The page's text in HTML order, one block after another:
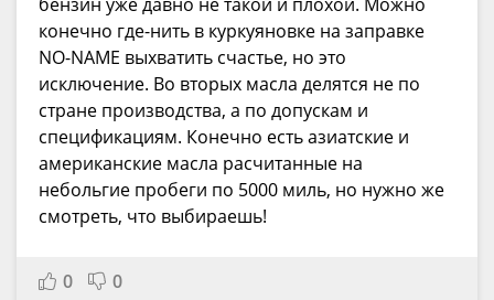
бензин уже давно не такой и плохой. Можно
конечно где-нить в куркуяновке на заправке
NO-NAME выхватить счастье, но это
исключение. Во вторых масла делятся не по
стране производства, а по допускам и
спецификациям. Конечно есть азиатские и
американские масла расчитанные на
небольгие пробеги по 5000 миль, но нужно же
смотреть, что выбираешь!
0 0